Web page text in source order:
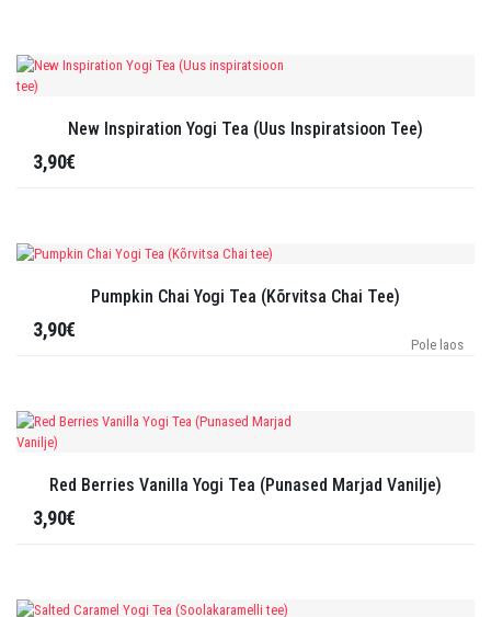
New Inspiration Yogi Tea (Uus Inspiratsioon Tee)
3,90€
Pumpkin Chai Yogi Tea (Kõrvitsa Chai Tee)
3,90€
Pole laos
Red Berries Vanilla Yogi Tea (Punased Marjad Vanilje)
3,90€